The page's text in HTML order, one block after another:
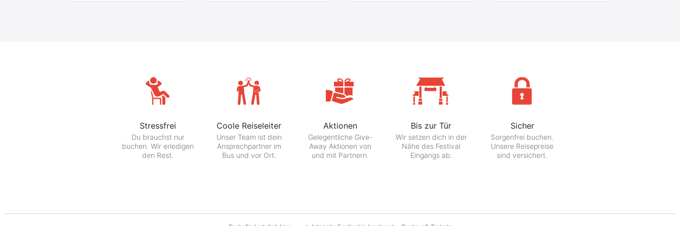
Stressfrei
Du brauchst nur
buchen. Wir erledigen
den Rest.
Coole Reiseleiter
Unser Team ist dein
Ansprechpartner im
Bus und vor Ort.
Aktionen
Gelegentliche Give-
Away Aktionen von
und mit Partnern.
Bis zur Tür
Wir setzen dich in der
Nähe des Festival
Eingangs ab.
Sicher
Sorgenfrei buchen.
Unsere Reisepreise
sind versichert.